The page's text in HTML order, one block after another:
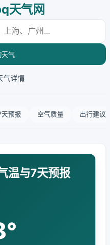
天气网
气
气详情
天预报 空气质量 出行建议
温与7天预报